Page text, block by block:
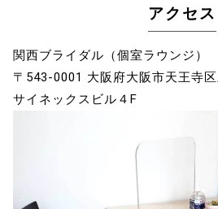
アクセス
関西ブライダル（個室ラウンジ）
〒543-0001 大阪府大阪市天王寺
サイネックスビル４F